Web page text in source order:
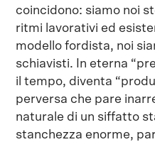
coincidono: siamo noi
ritmi lavorativi ed
modello fordista, noi
schiavisti. In eterna
il tempo, diventa
perversa che pare
naturale di un siffatto
stanchezza enorme,